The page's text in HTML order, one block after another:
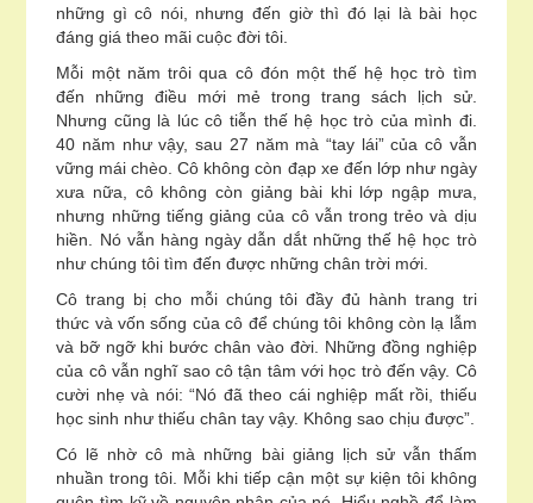
những gì cô nói, nhưng đến giờ thì đó lại là bài học
đáng giá theo mãi cuộc đời tôi.
Mỗi một năm trôi qua cô đón một thế hệ học trò tìm
đến những điều mới mẻ trong trang sách lịch sử.
Nhưng cũng là lúc cô tiễn thế hệ học trò của mình đi.
40 năm như vậy, sau 27 năm mà “tay lái” của cô vẫn
vững mái chèo. Cô không còn đạp xe đến lớp như ngày
xưa nữa, cô không còn giảng bài khi lớp ngập mưa,
nhưng những tiếng giảng của cô vẫn trong trẻo và dịu
hiền. Nó vẫn hàng ngày dẫn dắt những thế hệ học trò
như chúng tôi tìm đến được những chân trời mới.
Cô trang bị cho mỗi chúng tôi đầy đủ hành trang tri
thức và vốn sống của cô để chúng tôi không còn lạ lẫm
và bỡ ngỡ khi bước chân vào đời. Những đồng nghiệp
của cô vẫn nghĩ sao cô tận tâm với học trò đến vậy. Cô
cười nhẹ và nói: “Nó đã theo cái nghiệp mất rồi, thiếu
học sinh như thiếu chân tay vậy. Không sao chịu được”.
Có lẽ nhờ cô mà những bài giảng lịch sử vẫn thấm
nhuần trong tôi. Mỗi khi tiếp cận một sự kiện tôi không